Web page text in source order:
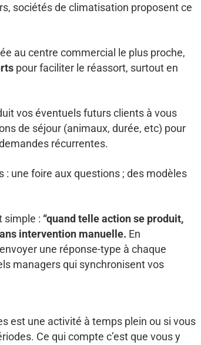
sociétés de climatisation proposent ce
au centre commercial le plus proche,
pour faciliter le réassort, surtout en
vos éventuels futurs clients à vous
de séjour (animaux, durée, etc) pour
récurrentes.
: une foire aux questions ; des modèles
simple : “quand telle action se produit,
intervention manuelle. En
une réponse-type à chaque
managers qui synchronisent vos
est une activité à temps plein ou si vous
Ce qui compte c’est que vous y